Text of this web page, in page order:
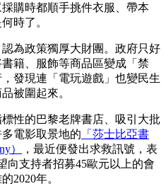
購時都順手挑件衣服、帶本
時了。
為政策獨厚大財團。政府只好
籍、服飾等商品區變成「禁
發現連「電玩遊戲」也變民生
被圍起來。
性的巴黎老牌書店、吸引大批
電影取景地的 「莎士比亞書
）
，最近便發出求救訊號，表
向支持者招募45歐元以上的會
2020年。